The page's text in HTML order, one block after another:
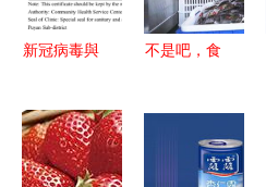
事業(yè)伙
伴發(fā)展
力生物技術
(shù)推廣
能力加碼
IVD創
研發(fā)，
持續(xù)發
新冠病毒與
(shù)推廣
的平行思考
不是吧，食
(shù)都這
么先進了
嗎？生物技